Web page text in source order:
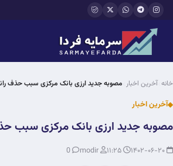
رفتن به محتوای اصلی
خانه آخرین اخبار مصوبه جدید ارزی بانک مرکزی سبب حذف
آخرین اخبار
مصوبه جدید ارزی بانک مرکزی سبب